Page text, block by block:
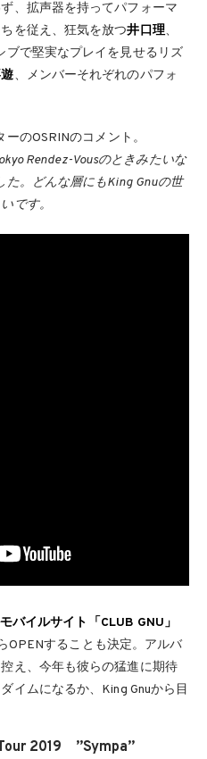
、拡声器を持ってパフォーマ
を従え、狂気を放つ井口理、
ブで堅実なプレイを見せるリズ
、メンバーそれぞれのパフォ
のOSRINのコメント。
Rendez-Vousのときみたいな
た。どんな層にもKing Gnuの世
です。
バイルサイト「CLUB GNU」
OPENすることも決定。アルバ
え、今年も彼らの猛進に期待
イムになるか、King Gnuから目
2019 ”Sympa”